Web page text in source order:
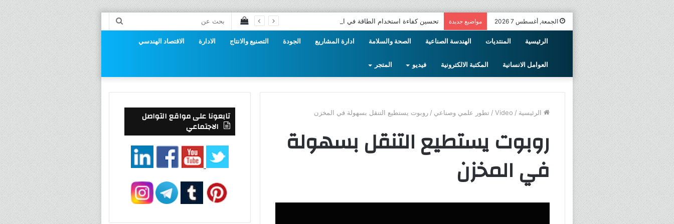
الجمعة, أغسطس 7 2026 مواضيع جديدة تحسين كفاءة استخدام الطاقة في الصناعة
بحث
إستعراض
سلة
الرئيسية المنتديات الهندسة الصناعية الصحة والسلامة ادارة المشاريع الجودة التصنيع والانتاج الادارة الاقتصاد الهندسي
العوامل الانسانية المكتبة الالكترونية فيديو المتجر
الرئيسية /
Video
/ تطور علمي وصناعي / روبوت يستطيع التنقل بسهولة في المخزن
روبوت يستطيع التنقل بسهولة
في المخزن
تابعونا على مواقع التواصل
الاجتماعي